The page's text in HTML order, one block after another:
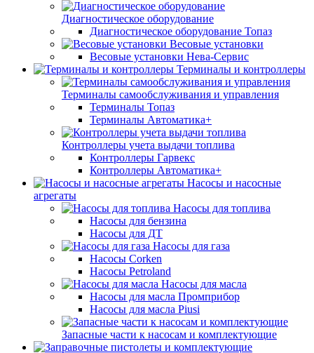
Диагностическое оборудование
Диагностическое оборудование Топаз
Весовые установки
Весовые установки Нева-Сервис
Терминалы и контроллеры
Терминалы самообслуживания и управления
Терминалы Топаз
Терминалы Автоматика+
Контроллеры учета выдачи топлива
Контроллеры Гарвекс
Контроллеры Автоматика+
Насосы и насосные
агрегаты
Насосы для топлива
Насосы для бензина
Насосы для ДТ
Насосы для газа
Насосы Corken
Насосы Petroland
Насосы для масла
Насосы для масла Промприбор
Насосы для масла Piusi
Запасные части к насосам и комплектующие